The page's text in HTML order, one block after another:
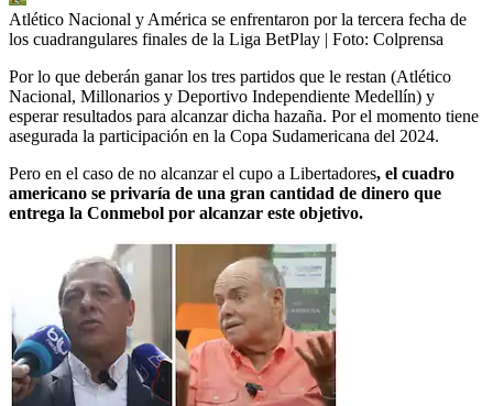
Atlético Nacional y América se enfrentaron por la tercera fecha de
los cuadrangulares finales de la Liga BetPlay | Foto: Colprensa
Por lo que deberán ganar los tres partidos que le restan (Atlético
Nacional, Millonarios y Deportivo Independiente Medellín) y
esperar resultados para alcanzar dicha hazaña. Por el momento tiene
asegurada la participación en la Copa Sudamericana del 2024.
Pero en el caso de no alcanzar el cupo a Libertadores, el cuadro
americano se privaría de una gran cantidad de dinero que
entrega la Conmebol por alcanzar este objetivo.